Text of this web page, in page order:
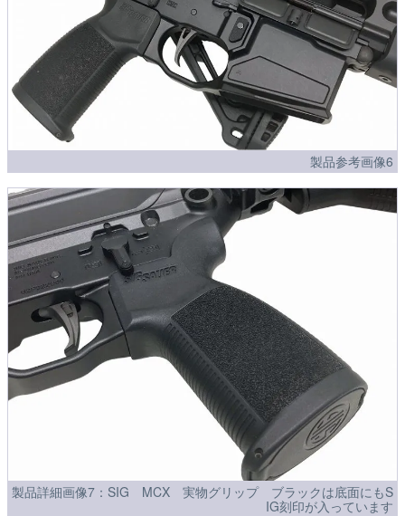
製品参考画像6
製品詳細画像7：SIG MCX 実物グリップ ブラックは底面にもS
IG刻印が入っています